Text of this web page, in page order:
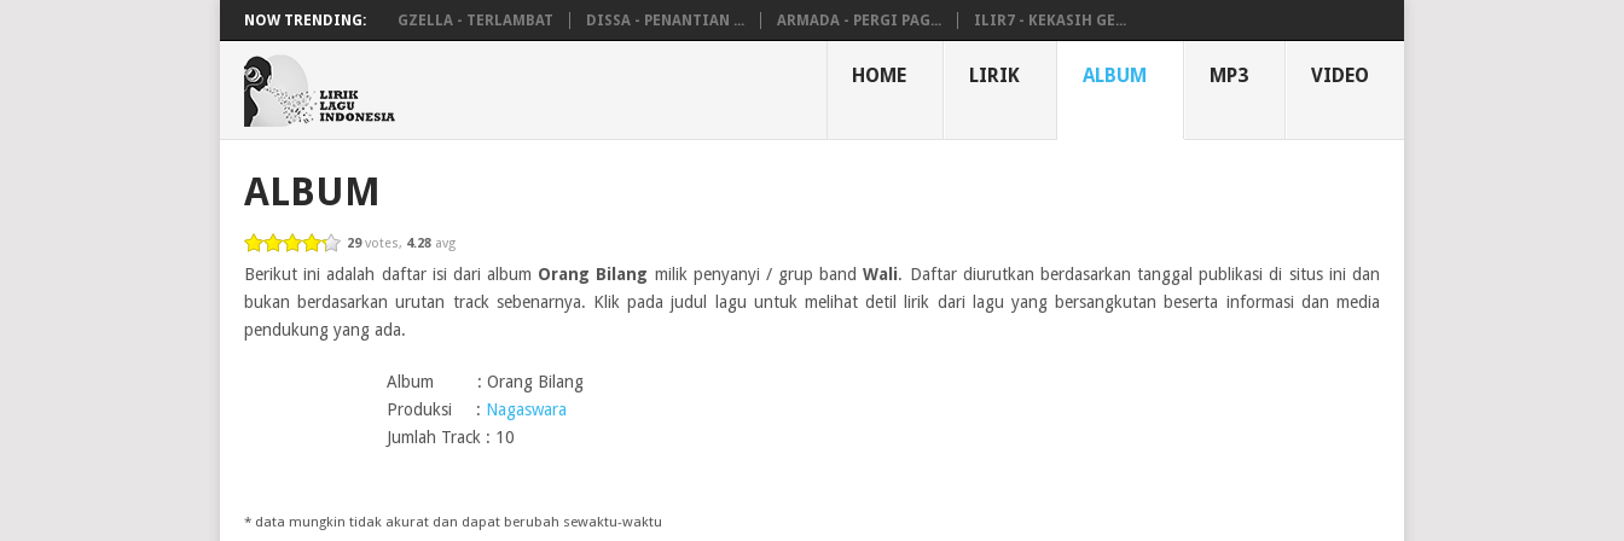
NOW TRENDING: GZELLA - TERLAMBAT DISSA - PENANTIAN ... ARMADA - PERGI PAG... ILIR7 - KEKASIH GE...
HOME LIRIK ALBUM MP3 VIDEO
ALBUM
29votes, 4.28 avg
Berikut ini adalah daftar isi dari album Orang Bilang milik penyanyi / grup bandWali. Daftar diurutkan berdasarkan tanggal publikasi di situs ini dan
bukan berdasarkan urutan track sebenarnya. Klik pada judul lagu untuk melihat detil lirik dari lagu yang bersangkutan beserta informasi dan media
pendukung yang ada.
Album : Orang Bilang
Produksi : Nagaswara
Jumlah Track : 10
* data mungkin tidak akurat dan dapat berubah sewaktu-waktu